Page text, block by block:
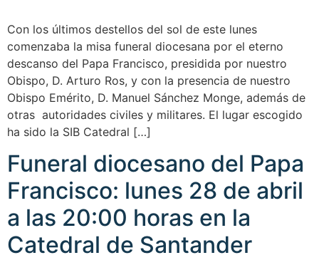
Con los últimos destellos del sol de este lunes
comenzaba la misa funeral diocesana por el eterno
descanso del Papa Francisco, presidida por nuestro
Obispo, D. Arturo Ros, y con la presencia de nuestro
Obispo Emérito, D. Manuel Sánchez Monge, además de
otras autoridades civiles y militares. El lugar escogido
ha sido la SIB Catedral […]
Funeral diocesano del Papa
Francisco: lunes 28 de abril
a las 20:00 horas en la
Catedral de Santander